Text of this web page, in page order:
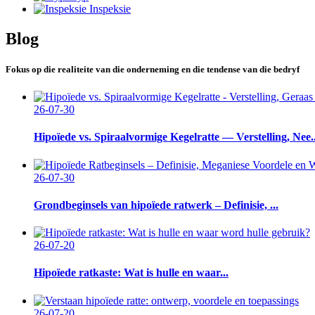
Inspeksie
Blog
Fokus op die realiteite van die onderneming en die tendense van die bedryf
26-07-30
Hipoïede vs. Spiraalvormige Kegelratte — Verstelling,
26-07-30
Grondbeginsels van hipoïede ratwerk – Definisie, ...
26-07-20
Hipoïede ratkaste: Wat is hulle en waar...